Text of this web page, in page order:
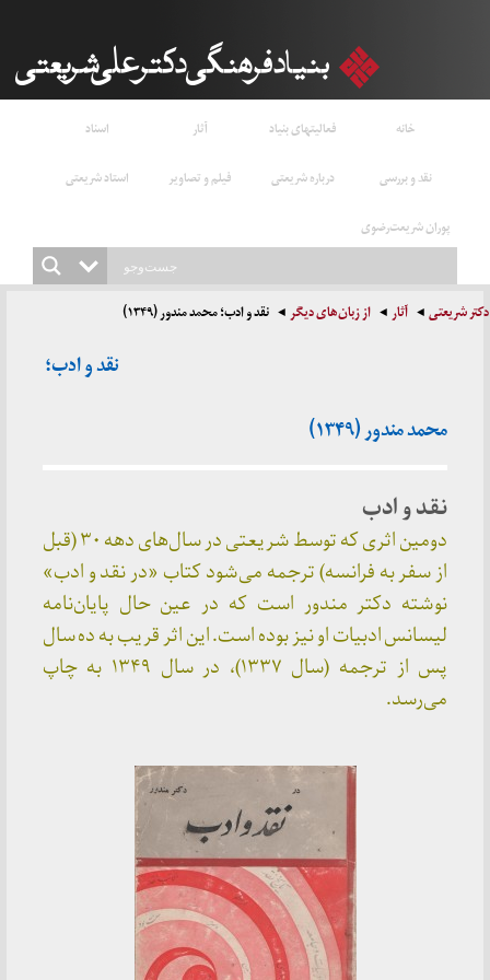
خانه فعالیتهای بنیاد آثار
اسناد
نقد و بررسی
درباره شریعتی فیلم و تصاویر
استاد شریعتی
پوران شریعت‌رضوی
دکتر شریعتی آثار از زبان‌های دیگر نقد و ادب؛ محمد مندور (۱۳۴۹)
نقد و ادب؛
محمد مندور (۱۳۴۹)
نقد و ادب
دومین اثری که توسط شریعتی در سال‌های دهه ۳۰ (قبل
از سفر به فرانسه) ترجمه می‌شود کتاب «در نقد و ادب»
نوشته دکتر مندور است که در عین حال پایان‌نامه
لیسانس ادبیات او نیز بوده است. این اثر قریب به ده سال
پس از ترجمه‌ (سال ۱۳۳۷)، در سال ۱۳۴۹ به چاپ
می‌رسد.